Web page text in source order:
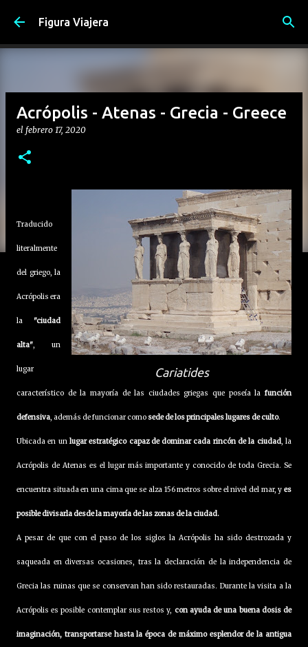
Ir al contenido principal
Figura Viajera
Acrópolis - Atenas - Grecia - Greece
el febrero 17, 2020
Cariatides
Traducido
literalmente
del griego, la
Acrópolis era
la "ciudad
alta", un
lugar
característico de la mayoría de las ciudades griegas que poseía la función
defensiva, además de funcionar como sede de los principales lugares de culto.
Ubicada en un lugar estratégico capaz de dominar cada rincón de la ciudad, la
Acrópolis de Atenas es el lugar más importante y conocido de toda Grecia. Se
encuentra situada en una cima que se alza 156 metros sobre el nivel del mar, y es
posible divisarla desde la mayoría de las zonas de la ciudad.
A pesar de que con el paso de los siglos la Acrópolis ha sido destrozada y
saqueada en diversas ocasiones, tras la declaración de la independencia de
Grecia las ruinas que se conservan han sido restauradas. Durante la visita a la
Acrópolis es posible contemplar sus restos y, con ayuda de una buena dosis de
imaginación, transportarse hasta la época de máximo esplendor de la antigua